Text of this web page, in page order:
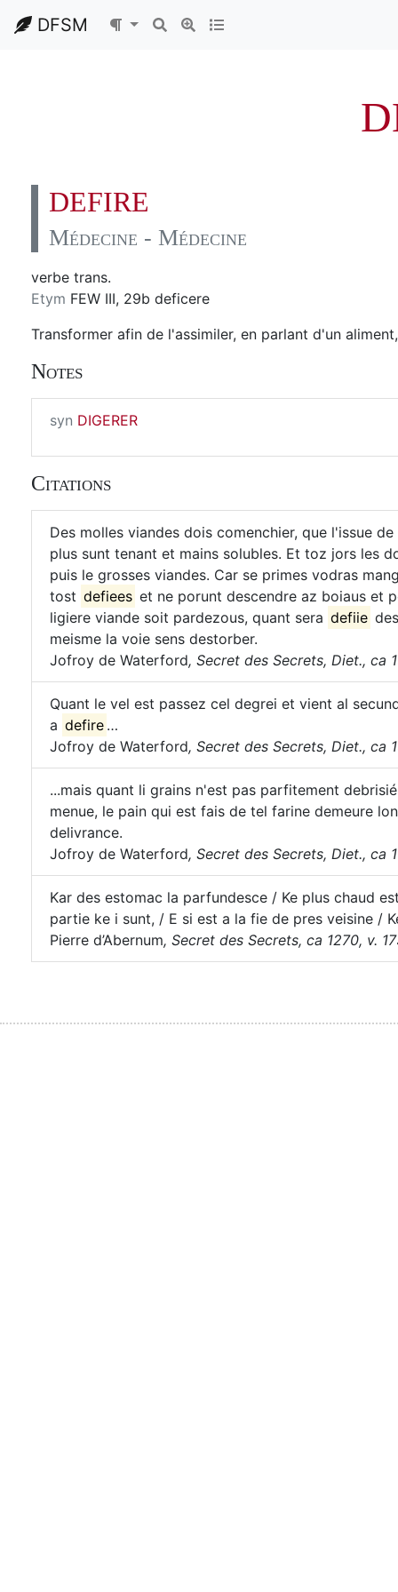
DFSM
DEFIRE
Médecine - Médecine
verbe trans.
Etym FEW III, 29b deficere
Transformer afin de l'assimiler, en parlant d'un
Notes
syn DIGERER
Citations
Des molles viandes dois comenchier, que l'issue
plus sunt tenant et mains solubles. Et toz jors les
puis le grosses viandes. Car se primes vodras
tost defiees et ne porunt descendre az boiaus et
ligiere viande soit pardezous, quant sera defiie
meisme la voie sens destorber.
Jofroy de Waterford, Secret des Secrets, Diet., ca
Quant le vel est passez cel degrei et vient al
a defire …
Jofroy de Waterford, Secret des Secrets, Diet., ca
...mais quant li grains n'est pas parfitement
menue, le pain qui est fais de tel farine demeure
delivrance.
Jofroy de Waterford, Secret des Secrets, Diet., ca
Kar des estomac la parfundesce / Ke plus chaud
partie ke i sunt, / E si est a la fie de pres veisine /
Pierre d’Abernum, Secret des Secrets, ca 1270, v.